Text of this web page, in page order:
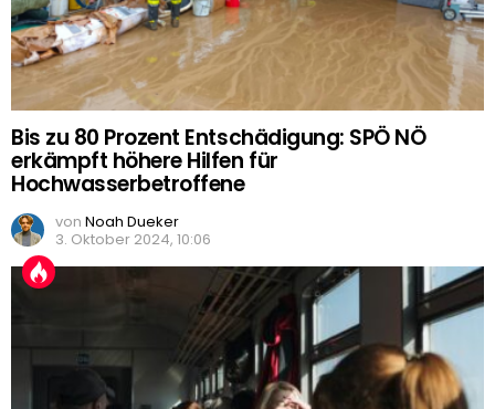
Bis zu 80 Prozent Entschädigung: SPÖ NÖ
erkämpft höhere Hilfen für
Hochwasserbetroffene
von Noah Dueker
3. Oktober 2024, 10:06